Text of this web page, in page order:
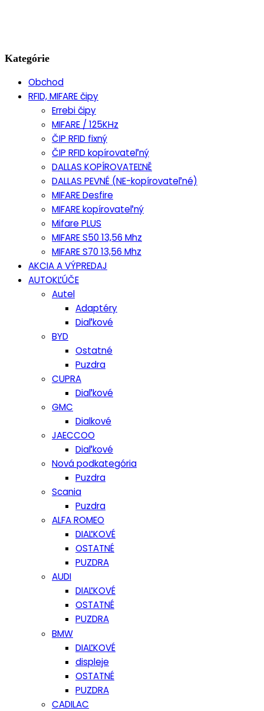
Kategórie
Obchod
RFID, MIFARE čipy
Errebi čipy
MIFARE / 125KHz
ČIP RFID fixný
ČIP RFID kopírovateľný
DALLAS KOPÍROVATEĽNĚ
DALLAS PEVNÉ (NE-kopírovateľné)
MIFARE Desfire
MIFARE kopírovateľný
Mifare PLUS
MIFARE S50 13,56 Mhz
MIFARE S70 13,56 Mhz
AKCIA A VÝPREDAJ
AUTOKĽÚČE
Autel
Adaptéry
Diaľkové
BYD
Ostatné
Puzdra
CUPRA
Diaľkové
GMC
Dialkové
JAECCOO
Diaľkové
Nová podkategória
Puzdra
Scania
Puzdra
ALFA ROMEO
DIAĽKOVÉ
OSTATNÉ
PUZDRA
AUDI
DIAĽKOVÉ
OSTATNÉ
PUZDRA
BMW
DIAĽKOVÉ
displeje
OSTATNÉ
PUZDRA
CADILAC